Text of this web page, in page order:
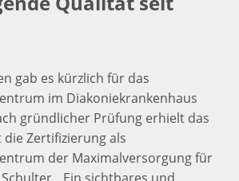
gab es kürzlich für das
im Diakoniekrankenhaus
gründlicher Prüfung erhielt das
Zertifizierung als
der Maximalversorgung für